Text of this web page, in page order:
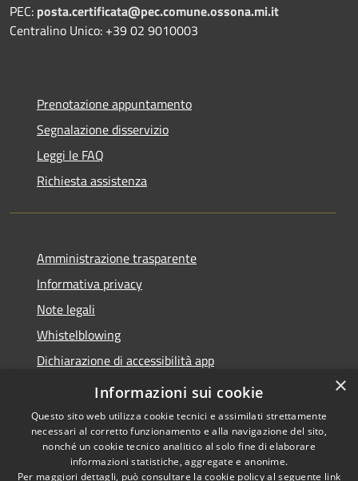
PEC: posta.certificata@pec.comune.ossona.mi.it
Centralino Unico: +39 02 9010003
Prenotazione appuntamento
Segnalazione disservizio
Leggi le FAQ
Richiesta assistenza
Amministrazione trasparente
Informativa privacy
Note legali
Whistelblowing
Dichiarazione di accessibilità app
Dichiarazione di accessibilità sito
Copyright © 2026 • Comune di
×
Informazioni sui cookie
Questo sito web utilizza cookie tecnici e assimilati strettamente
necessari al corretto funzionamento e alla navigazione del sito,
nonché un cookie tecnico analitico al solo fine di elaborare
informazioni statistiche, aggregate e anonime.
Per maggiori dettagli, può consultare la cookie policy al seguente link